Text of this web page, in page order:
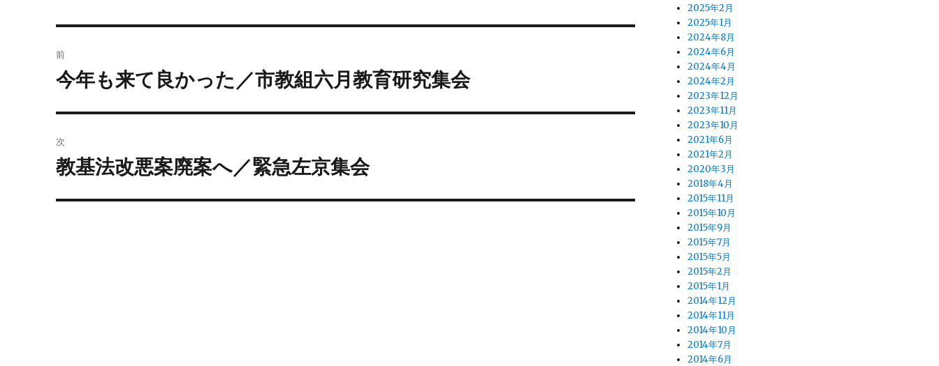
稿
ゲ
前
過
の
投
稿:
今年も来て良かった／市教組六月教育研究集会
次
次
投
教基法改悪案廃案へ／緊急左京集会
2025年2月
2025年1月
2024年8月
2024年6月
2024年4月
2024年2月
2023年12月
2023年11月
2023年10月
2021年6月
2021年2月
2020年3月
2018年4月
2015年11月
2015年10月
2015年9月
2015年7月
2015年5月
2015年2月
2015年1月
2014年12月
2014年11月
2014年10月
2014年7月
2014年6月